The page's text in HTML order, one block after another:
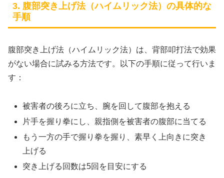
3. 腹部突き上げ法（ハイムリック法）の具体的な
手順
腹部突き上げ法（ハイムリック法）は、背部叩打法で効果
がない場合に試みる方法です。以下の手順に従って行いま
す：
被害者の後ろに立ち、腕を回して腹部を抱える
片手を握り拳にし、親指側を被害者の腹部に当てる
もう一方の手で握り拳を握り、素早く上向きに突き
上げる
突き上げる回数は5回を目安にする